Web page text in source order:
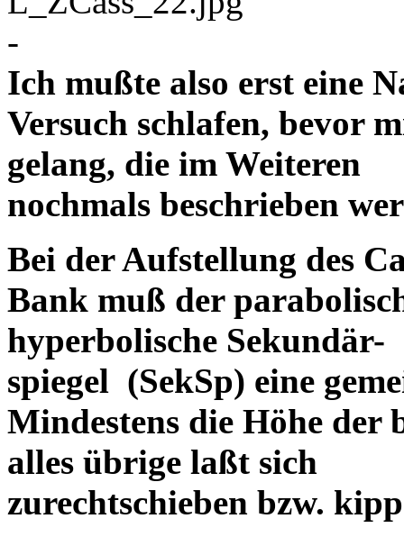
-
Ich mußte also erst eine
Versuch schlafen, bevor
gelang, die im Weiteren
nochmals beschrieben
Bei der Aufstellung des
Bank muß der
hyperbolische Sekundär-
spiegel (SekSp) eine
Mindestens die Höhe der
alles übrige laßt sich
zurechtschieben bzw.